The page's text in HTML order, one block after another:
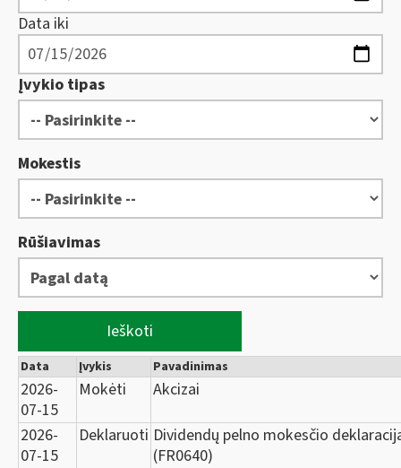
Data iki
Įvykio tipas
Mokestis
Rūšiavimas
Ieškoti
Data Įvykis Pavadinimas
2026-
07-15
Mokėti Akcizai
2026-
07-15
Deklaruoti Dividendų pelno mokesčio
(FR0640)